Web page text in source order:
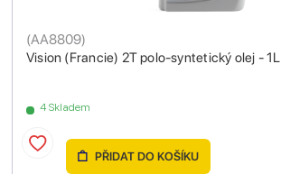
Vision (Francie) 2T polo-syntetický olej - 1L
(AA8809)
4 Skladem
PŘIDAT DO KOŠÍKU